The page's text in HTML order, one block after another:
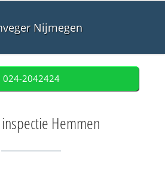
Nijmegen
024-2042424
Hemmen